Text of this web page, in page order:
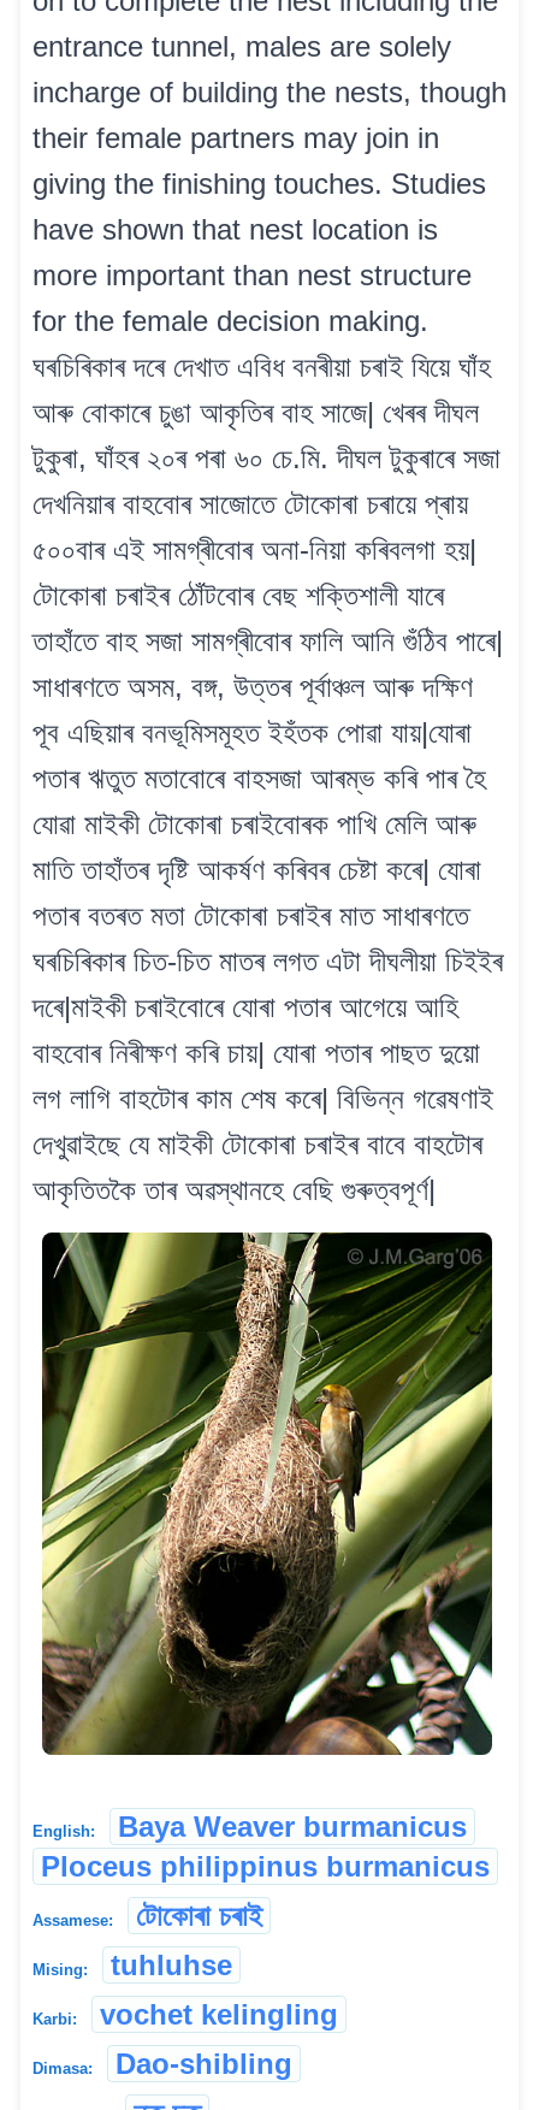
entrance tunnel, males are solely
incharge of building the nests, though
their female partners may join in
giving the finishing touches. Studies
have shown that nest location is
more important than nest structure
for the female decision making.
ঘৰচিৰিকাৰ দৰে দেখাত এবিধ বনৰীয়া চৰাই যিয়ে ঘাঁহ
আৰু বোকাৰে চুঙা আকৃতিৰ বাহ সাজে| খেৰৰ দীঘল
টুকুৰা, ঘাঁহৰ ২০ৰ পৰা ৬০ চে.মি. দীঘল টুকুৰাৰে সজা
দেখনিয়াৰ বাহবোৰ সাজোতে টোকোৰা চৰায়ে প্ৰায়
৫০০বাৰ এই সামগ্ৰীবোৰ অনা-নিয়া কৰিবলগা হয়|
টোকোৰা চৰাইৰ ঠোঁটবোৰ বেছ শক্তিশালী যাৰে
তাহাঁতে বাহ সজা সামগ্ৰীবোৰ ফালি আনি গুঁঠিব পাৰে|
সাধাৰণতে অসম, বঙ্গ, উত্তৰ পূৰ্বাঞ্চল আৰু দক্ষিণ
পূব এছিয়াৰ বনভূমিসমূহত ইহঁতক পোৱা যায়|যোৰা
পতাৰ ঋতুত মতাবোৰে বাহসজা আৰম্ভ কৰি পাৰ হৈ
যোৱা মাইকী টোকোৰা চৰাইবোৰক পাখি মেলি আৰু
মাতি তাহাঁতৰ দৃষ্টি আকৰ্ষণ কৰিবৰ চেষ্টা কৰে| যোৰা
পতাৰ বতৰত মতা টোকোৰা চৰাইৰ মাত সাধাৰণতে
ঘৰচিৰিকাৰ চিত-চিত মাতৰ লগত এটা দীঘলীয়া চিইইৰ
দৰে|মাইকী চৰাইবোৰে যোৰা পতাৰ আগেয়ে আহি
বাহবোৰ নিৰীক্ষণ কৰি চায়| যোৰা পতাৰ পাছত দুয়ো
লগ লাগি বাহটোৰ কাম শেষ কৰে| বিভিন্ন গৱেষণাই
দেখুৱাইছে যে মাইকী টোকোৰা চৰাইৰ বাবে বাহটোৰ
আকৃতিতকৈ তাৰ অৱস্থানহে বেছি গুৰুত্বপূৰ্ণ|
English:
Baya Weaver burmanicus
Ploceus philippinus burmanicus
Assamese: টোকোৰা চৰাই
Mising: tuhluhse
Karbi: vochet kelingling
Dimasa: Dao-shibling